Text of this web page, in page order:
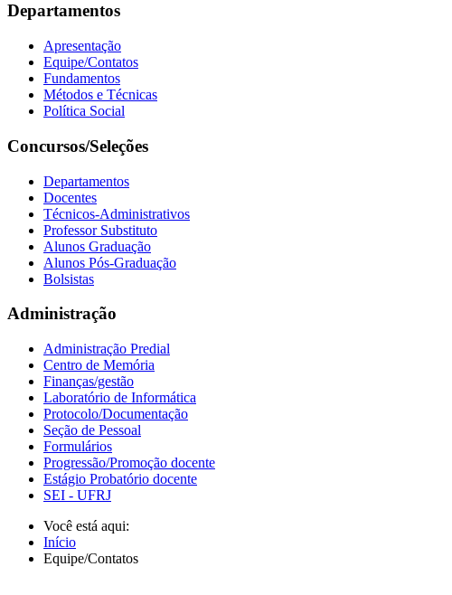
Departamentos
Apresentação
Equipe/Contatos
Fundamentos
Métodos e Técnicas
Política Social
Concursos/Seleções
Departamentos
Docentes
Técnicos-Administrativos
Professor Substituto
Alunos Graduação
Alunos Pós-Graduação
Bolsistas
Administração
Administração Predial
Centro de Memória
Finanças/gestão
Laboratório de Informática
Protocolo/Documentação
Seção de Pessoal
Formulários
Progressão/Promoção docente
Estágio Probatório docente
SEI - UFRJ
Você está aqui:
Início
Equipe/Contatos